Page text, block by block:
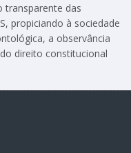
transparente das
propiciando à sociedade
a observância
direito constitucional